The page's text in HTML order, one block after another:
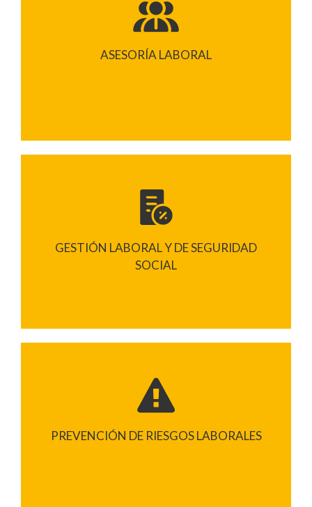
ASESORÍA LABORAL
GESTIÓN LABORAL Y DE SEGURIDAD
SOCIAL
PREVENCIÓN DE RIESGOS LABORALES